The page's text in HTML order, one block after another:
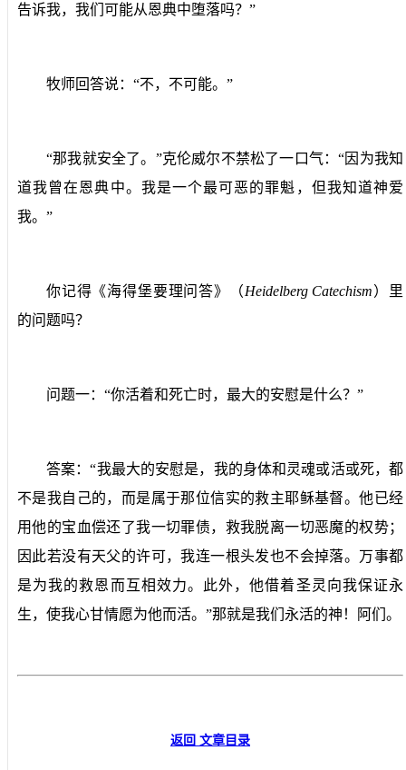
告诉我，我们可能从恩典中堕落吗？”
牧师回答说：“不，不可能。”
“那我就安全了。”克伦威尔不禁松了一口气：“因为我知
道我曾在恩典中。我是一个最可恶的罪魁，但我知道神爱
我。”
你记得《海得堡要理问答》（Heidelberg Catechism）
里
的问题吗？
问题一：“你活着和死亡时，最大的安慰是什么？”
答案：“我最大的安慰是，我的身体和灵魂或活或死，都
不是我自己的，而是属于那位信实的救主耶稣基督。他已经
用他的宝血偿还了我一切罪债，救我脱离一切恶魔的权势；
因此若没有天父的许可，我连一根头发也不会掉落。万事都
是为我的救恩而互相效力。此外，他借着圣灵向我保证永
生，使我心甘情愿为他而活。”那就是我们永活的神！阿们。
返回 文章目录